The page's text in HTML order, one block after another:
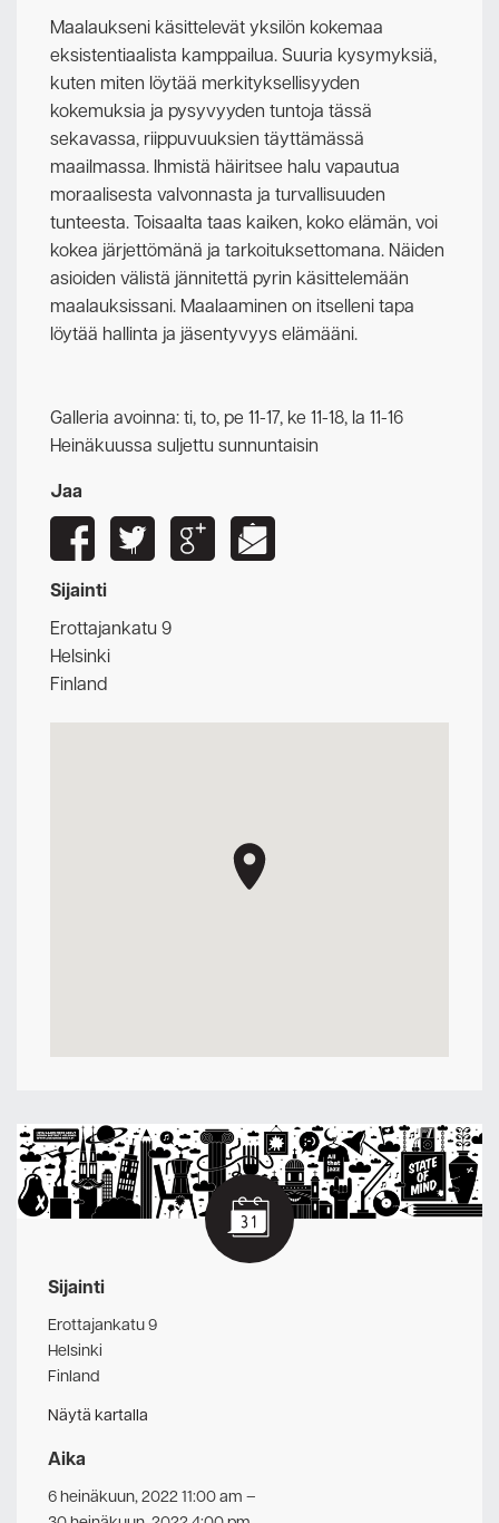
Maalaukseni käsittelevät yksilön kokemaa
eksistentiaalista kamppailua. Suuria kysymyksiä,
kuten miten löytää merkityksellisyyden
kokemuksia ja pysyvyyden tuntoja tässä
sekavassa, riippuvuuksien täyttämässä
maailmassa. Ihmistä häiritsee halu vapautua
moraalisesta valvonnasta ja turvallisuuden
tunteesta. Toisaalta taas kaiken, koko elämän, voi
kokea järjettömänä ja tarkoituksettomana. Näiden
asioiden välistä jännitettä pyrin käsittelemään
maalauksissani. Maalaaminen on itselleni tapa
löytää hallinta ja jäsentyvyys elämääni.
Galleria avoinna: ti, to, pe 11-17, ke 11-18, la 11-16
Heinäkuussa suljettu sunnuntaisin
Jaa
Sijainti
Erottajankatu 9
Helsinki
Finland
Sijainti
Erottajankatu 9
Helsinki
Finland
Näytä kartalla
Aika
6 heinäkuun, 2022 11:00 am –